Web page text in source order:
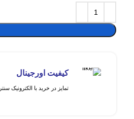
کیفیت اورجینال
تمایز در خرید با الکترونیک سنتر